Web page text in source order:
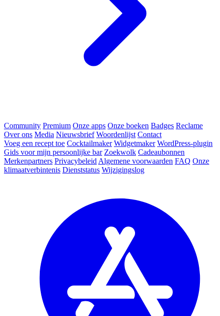
Community Premium Onze apps Onze boeken Badges Reclame
Over ons Media Nieuwsbrief Woordenlijst Contact
Voeg een recept toe Cocktailmaker Widgetmaker WordPress-plugin
Gids voor mijn persoonlijke bar Zoekwolk Cadeaubonnen
Merkenpartners Privacybeleid Algemene voorwaarden FAQ Onze
klimaatverbintenis Dienststatus Wijzigingslog